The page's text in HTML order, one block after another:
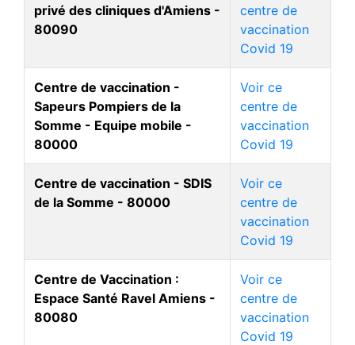
privé des cliniques d'Amiens -
80090
centre de
vaccination
Covid 19
Centre de vaccination -
Sapeurs Pompiers de la
Somme - Equipe mobile -
80000
Voir ce
centre de
vaccination
Covid 19
Centre de vaccination - SDIS
de la Somme - 80000
Voir ce
centre de
vaccination
Covid 19
Centre de Vaccination :
Espace Santé Ravel Amiens -
80080
Voir ce
centre de
vaccination
Covid 19